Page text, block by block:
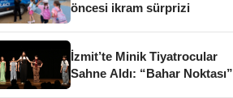
öncesi ikram sürprizi
İzmit’te Minik Tiyatrocular
Sahne Aldı: “Bahar Noktası”